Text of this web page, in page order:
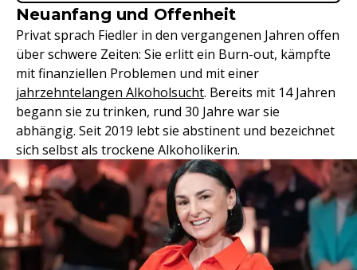
Neuanfang und Offenheit
Privat sprach Fiedler in den vergangenen Jahren offen
über schwere Zeiten: Sie erlitt ein Burn-out, kämpfte
mit finanziellen Problemen und mit einer
jahrzehntelangen Alkoholsucht. Bereits mit 14 Jahren
begann sie zu trinken, rund 30 Jahre war sie
abhängig. Seit 2019 lebt sie abstinent und bezeichnet
sich selbst als trockene Alkoholikerin.